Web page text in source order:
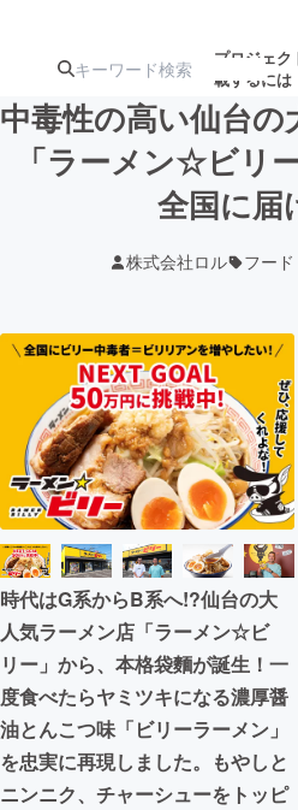
プロジェク
載するには
注目のリ 注目の新着プロ
テクノロジー・ガジェ
映像・映画
ビジネス・起業
まちづくり・地域活性化
CAMPFIRE for Social Good
CAMPFIREふるさと納税
中毒性の高い仙台
「ラーメン☆ビリ
全国に届
株式会社ロル フー
時代はG系からB系へ!?仙台の大
人気ラーメン店「ラーメン☆ビ
リー」から、本格袋麵が誕生！一
度食べたらヤミツキになる濃厚醤
油とんこつ味「ビリーラーメン」
を忠実に再現しました。もやしと
ニンニク、チャーシューをトッピ